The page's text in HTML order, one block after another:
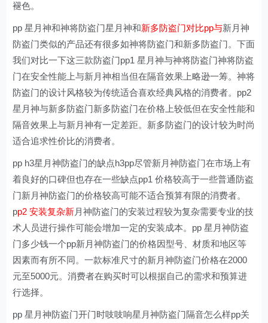
褪色。
pp 星月神和神将防盗门星月神和新多防盗门对比pp与新月神
防盗门类似的产品还有很多如神将防盗门和新多防盗门。下面
我们对比一下这三款防盗门pp1 星月神与神将防盗门神将防盗
门在安全性能上与新月神相当但在隔音效果上略逊一筹。神将
防盗门的设计风格较为传统适合喜欢经典风格的消费者。pp2
星月神与新多防盗门新多防盗门在价格上较低但在安全性能和
隔音效果上与新月神有一定差距。新多防盗门的设计较为时尚
适合追求性价比的消费者。
pp h3星月神防盗门的缺点h3pp尽管新月神防盗门在市场上有
着良好的口碑但也存在一些缺点pp1 价格较高于一些普通防盗
门新月神防盗门的价格较高可能不适合预算有限的消费者。
pp2 安装复杂新月神防盗门的安装过程较为复杂需要专业的技
术人员进行操作可能会增加一定的安装成本。pp 星月神防盗
门多少钱一个pp新月神防盗门的价格因型号、材质和地区等
因素而有所不同。一款标准尺寸的新月神防盗门价格在2000
元至5000元。消费者在购买时可以根据自己的需求和预算进
行选择。
pp 星月神防盗门开门时吱吱响星月神防盗门隔音怎么样pp关